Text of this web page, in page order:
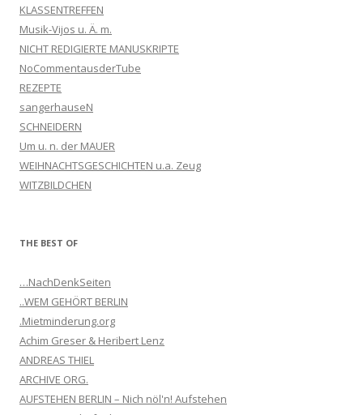
KLASSENTREFFEN
Musik-Vijos u. Ä. m.
NICHT REDIGIERTE MANUSKRIPTE
NoCommentausderTube
REZEPTE
sangerhauseN
SCHNEIDERN
Um u. n. der MAUER
WEIHNACHTSGESCHICHTEN u.a. Zeug
WITZBILDCHEN
THE BEST OF
…NachDenkSeiten
..WEM GEHÖRT BERLIN
.Mietminderung.org
Achim Greser & Heribert Lenz
ANDREAS THIEL
ARCHIVE ORG.
AUFSTEHEN BERLIN – Nich nöl'n! Aufstehen